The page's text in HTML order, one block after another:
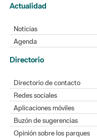
Actualidad
Noticias
Agenda
Directorio
Directorio de contacto
Redes sociales
Aplicaciones móviles
Buzón de sugerencias
Opinión sobre los parques